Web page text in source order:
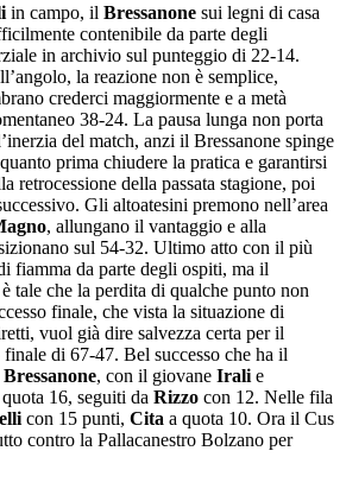
in campo, il Bressanone sui legni di casa
contenibile da parte degli
in archivio sul punteggio di 22-14.
la reazione non è semplice,
crederci maggiormente e a metà
38-24. La pausa lunga non porta
del match, anzi il Bressanone spinge
prima chiudere la pratica e garantirsi
retrocessione della passata stagione, poi
Gli altoatesini premono nell’area
, allungano il vantaggio e alla
sul 54-32. Ultimo atto con il più
fiamma da parte degli ospiti, ma il
tale che la perdita di qualche punto non
finale, che vista la situazione di
vuol già dire salvezza certa per il
di 67-47. Bel successo che ha il
Bressanone, con il giovane Irali e
16, seguiti da Rizzo con 12. Nelle fila
con 15 punti, Cita a quota 10. Ora il Cus
contro la Pallacanestro Bolzano per